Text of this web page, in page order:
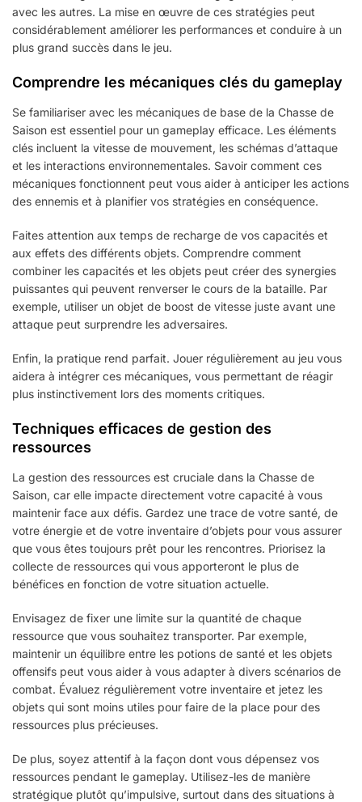
avec les autres. La mise en œuvre de ces stratégies peut
considérablement améliorer les performances et conduire à un
plus grand succès dans le jeu.
Comprendre les mécaniques clés du gameplay
Se familiariser avec les mécaniques de base de la Chasse de
Saison est essentiel pour un gameplay efficace. Les éléments
clés incluent la vitesse de mouvement, les schémas d’attaque
et les interactions environnementales. Savoir comment ces
mécaniques fonctionnent peut vous aider à anticiper les actions
des ennemis et à planifier vos stratégies en conséquence.
Faites attention aux temps de recharge de vos capacités et
aux effets des différents objets. Comprendre comment
combiner les capacités et les objets peut créer des synergies
puissantes qui peuvent renverser le cours de la bataille. Par
exemple, utiliser un objet de boost de vitesse juste avant une
attaque peut surprendre les adversaires.
Enfin, la pratique rend parfait. Jouer régulièrement au jeu vous
aidera à intégrer ces mécaniques, vous permettant de réagir
plus instinctivement lors des moments critiques.
Techniques efficaces de gestion des
ressources
La gestion des ressources est cruciale dans la Chasse de
Saison, car elle impacte directement votre capacité à vous
maintenir face aux défis. Gardez une trace de votre santé, de
votre énergie et de votre inventaire d’objets pour vous assurer
que vous êtes toujours prêt pour les rencontres. Priorisez la
collecte de ressources qui vous apporteront le plus de
bénéfices en fonction de votre situation actuelle.
Envisagez de fixer une limite sur la quantité de chaque
ressource que vous souhaitez transporter. Par exemple,
maintenir un équilibre entre les potions de santé et les objets
offensifs peut vous aider à vous adapter à divers scénarios de
combat. Évaluez régulièrement votre inventaire et jetez les
objets qui sont moins utiles pour faire de la place pour des
ressources plus précieuses.
De plus, soyez attentif à la façon dont vous dépensez vos
ressources pendant le gameplay. Utilisez-les de manière
stratégique plutôt qu’impulsive, surtout dans des situations à